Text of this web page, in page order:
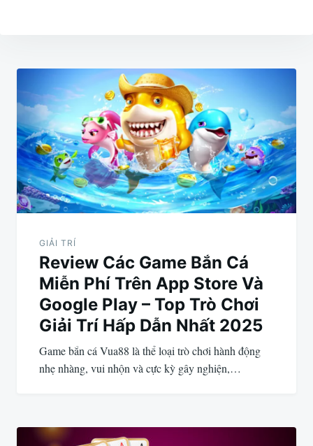
Điều
hướng
bài
viết
GIẢI TRÍ
Review Các Game Bắn Cá
Miễn Phí Trên App Store Và
Google Play – Top Trò Chơi
Giải Trí Hấp Dẫn Nhất 2025
Game bắn cá Vua88 là thể loại trò chơi hành động
nhẹ nhàng, vui nhộn và cực kỳ gây nghiện,…